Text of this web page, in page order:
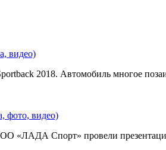
видео)
2018. Автомобиль многое
фото, видео)
«ЛАДА Спорт» провели